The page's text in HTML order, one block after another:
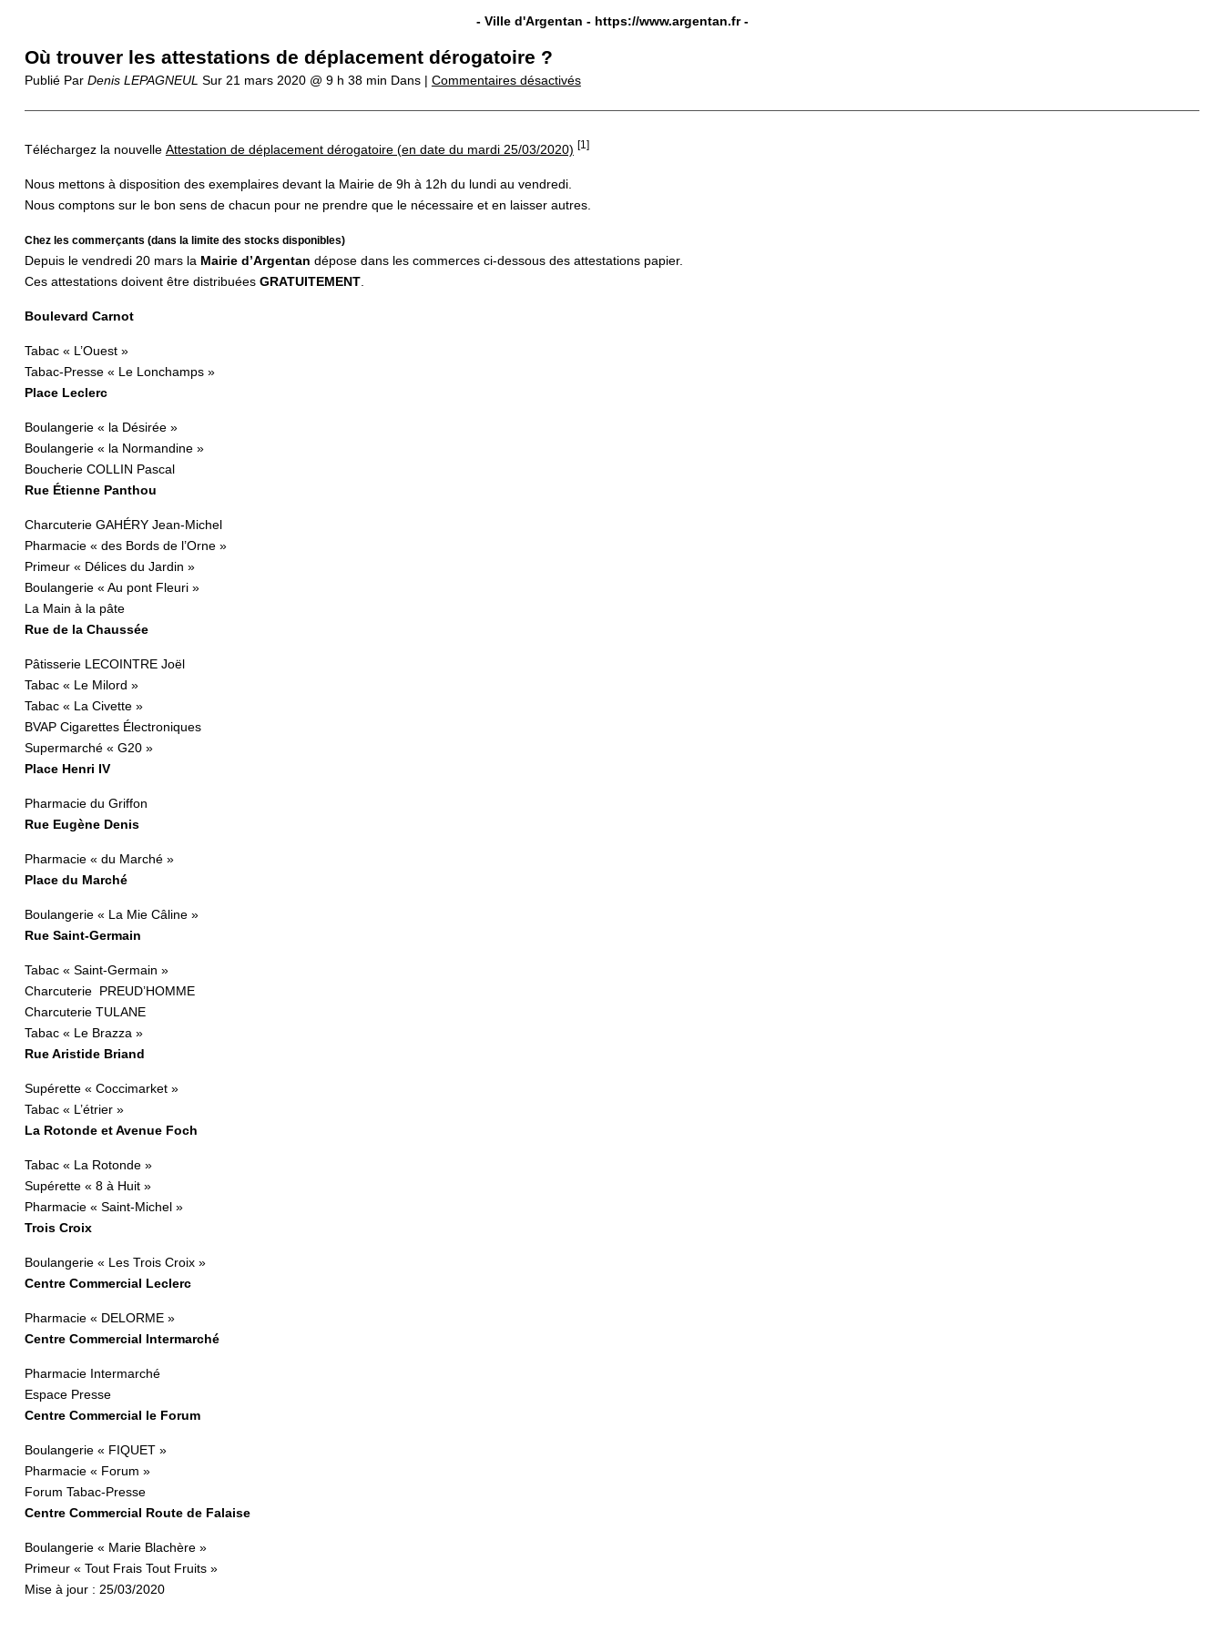
- Ville d'Argentan - https://www.argentan.fr-
Où trouver les attestations de déplacement dérogatoire ?
Publié Par Denis LEPAGNEUL Sur 21 mars 2020 @ 9 h 38 min Dans | Commentaires désactivés
Téléchargez la nouvelle Attestation de déplacement dérogatoire (en date du mardi 25/03/2020) [1]
Nous mettons à disposition des exemplaires devant la Mairie de 9h à 12h du lundi au vendredi.
Nous comptons sur le bon sens de chacun pour ne prendre que le nécessaire et en laisser autres.
Chez les commerçants (dans la limite des stocks disponibles)
Depuis le vendredi 20 mars la Mairie d’Argentan dépose dans les commerces ci-dessous des attestations papier.
Ces attestations doivent être distribuées GRATUITEMENT.
Boulevard Carnot
Tabac « L’Ouest »
Tabac-Presse « Le Lonchamps »
Place Leclerc
Boulangerie « la Désirée »
Boulangerie « la Normandine »
Boucherie COLLIN Pascal
Rue Étienne Panthou
Charcuterie GAHÉRY Jean-Michel
Pharmacie « des Bords de l’Orne »
Primeur « Délices du Jardin »
Boulangerie « Au pont Fleuri »
La Main à la pâte
Rue de la Chaussée
Pâtisserie LECOINTRE Joël
Tabac « Le Milord »
Tabac « La Civette »
BVAP Cigarettes Électroniques
Supermarché « G20 »
Place Henri IV
Pharmacie du Griffon
Rue Eugène Denis
Pharmacie « du Marché »
Place du Marché
Boulangerie « La Mie Câline »
Rue Saint-Germain
Tabac « Saint-Germain »
Charcuterie PREUD’HOMME
Charcuterie TULANE
Tabac « Le Brazza »
Rue Aristide Briand
Supérette « Coccimarket »
Tabac « L’étrier »
La Rotonde et Avenue Foch
Tabac « La Rotonde »
Supérette « 8 à Huit »
Pharmacie « Saint-Michel »
Trois Croix
Boulangerie « Les Trois Croix »
Centre Commercial Leclerc
Pharmacie « DELORME »
Centre Commercial Intermarché
Pharmacie Intermarché
Espace Presse
Centre Commercial le Forum
Boulangerie « FIQUET »
Pharmacie « Forum »
Forum Tabac-Presse
Centre Commercial Route de Falaise
Boulangerie « Marie Blachère »
Primeur « Tout Frais Tout Fruits »
Mise à jour : 25/03/2020